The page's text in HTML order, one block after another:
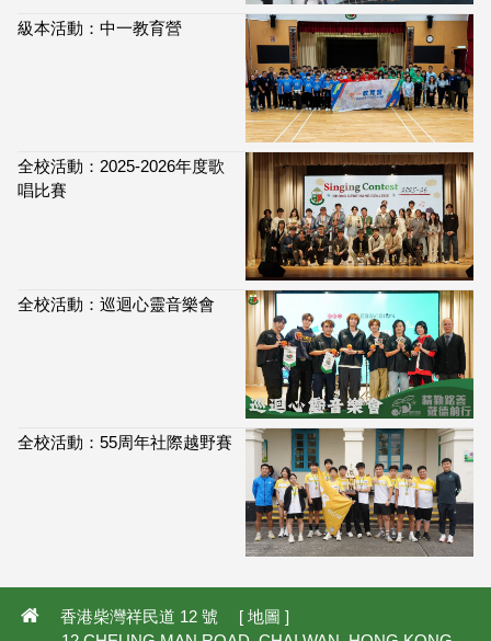
級本活動：中一教育營
全校活動：2025-2026年度歌
唱比賽
全校活動：巡迴心靈音樂會
全校活動：55周年社際越野賽
香港柴灣祥民道 12 號 [ 地圖]